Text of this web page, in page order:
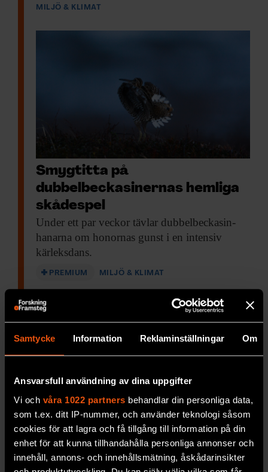
Samtycke Information Reklaminställningar Om
Ansvarsfull användning av dina uppgifter
Vi och våra 1022 partners behandlar din personliga data,
som t.ex. ditt IP-nummer, och använder teknologi såsom
cookies för att lagra och få tillgång till information på din
enhet för att kunna tillhandahålla personliga annonser och
innehåll, annons- och innehållsmätning, åskådarinsikter
MILJÖ & KLIMAT
Smygtitta på
dubbelbeckasinernas hemliga
skådespel
Under ett par veckor tävlar dubbelbeckasin-
hanarna om honornas gunst i en intensiv
kärleksdans.
PREMIUM MILJÖ & KLIMAT
Johan Eklöf: ”Vi ska vara
rädda om månskenet”